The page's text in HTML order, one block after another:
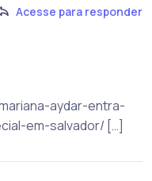
Acesse para responder
aydar-entra-
em-salvador/ […]